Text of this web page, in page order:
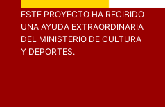
ESTE PROYECTO HA RECIBIDO
UNA AYUDA EXTRAORDINARIA
DEL MINISTERIO DE CULTURA
Y DEPORTES.